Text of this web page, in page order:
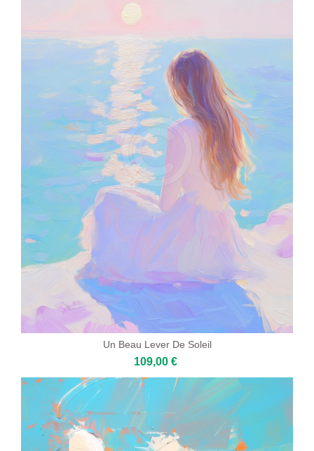
Un Beau Lever De Soleil
109,00 €